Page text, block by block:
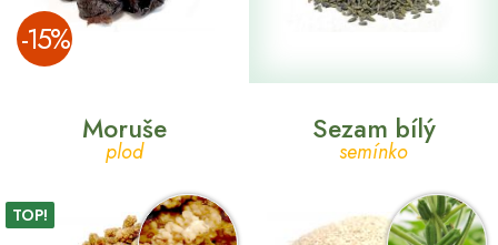
­-15%
Moruše
plod
TOP!
Sezam bílý
semínko